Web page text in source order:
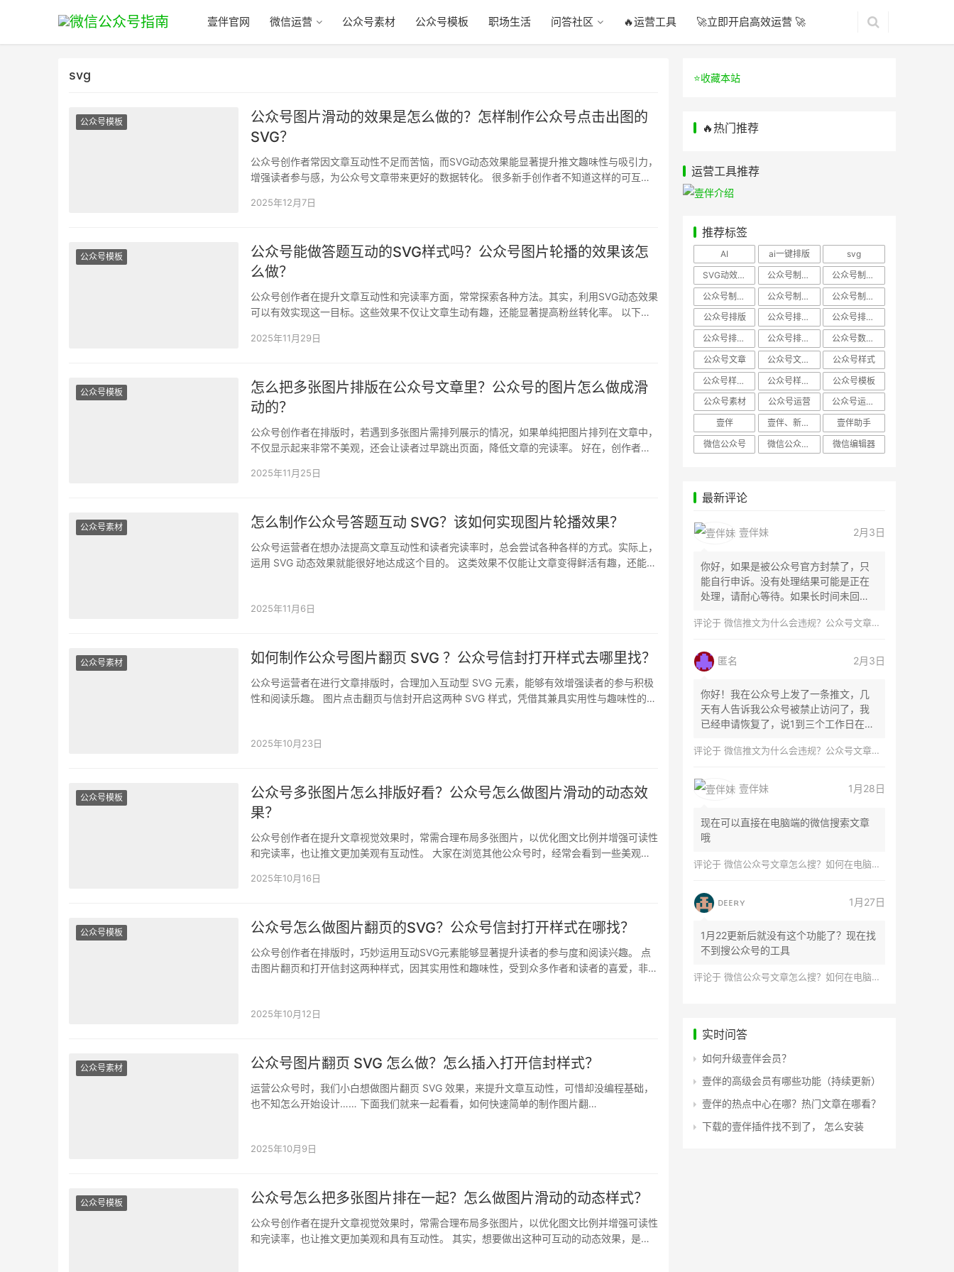
壹伴官网 微信运营 公众号素材 公众号模板 职场生活 问答社区 🔥运营工具 🚀立即开启高效运营 🚀
svg
公众号模板
公众号图片滑动的效果是怎么做的？怎样制作公众号点击出图的
SVG？
公众号创作者常因文章互动性不足而苦恼，而SVG动态效果能显著提升推文趣味性与吸引力，
增强读者参与感，为公众号文章带来更好的数据转化。 很多新手创作者不知道这样的可互动
2025年12月7日
公众号模板
公众号能做答题互动的SVG样式吗？公众号图片轮播的效果该怎
么做？
公众号创作者在提升文章互动性和完读率方面，常常探索各种方法。其实，利用SVG动态效果
可以有效实现这一目标。这些效果不仅让文章生动有趣，还能显著提高粉丝转化率。 以下是
2025年11月29日
公众号模板
怎么把多张图片排版在公众号文章里？公众号的图片怎么做成滑
动的？
公众号创作者在排版时，若遇到多张图片需排列展示的情况，如果单纯把图片排列在文章中，
不仅显示起来非常不美观，还会让读者过早跳出页面，降低文章的完读率。 好在，创作者可
2025年11月25日
公众号素材 怎么制作公众号答题互动 SVG？该如何实现图片轮播效果？
公众号运营者在想办法提高文章互动性和读者完读率时，总会尝试各种各样的方式。实际上，
运用 SVG 动态效果就能很好地达成这个目的。 这类效果不仅能让文章变得鲜活有趣，还能明
2025年11月6日
公众号素材 如何制作公众号图片翻页 SVG ？公众号信封打开样式去哪里找？
公众号运营者在进行文章排版时，合理加入互动型 SVG 元素，能够有效增强读者的参与积极
性和阅读乐趣。 图片点击翻页与信封开启这两种 SVG 样式，凭借其兼具实用性与趣味性的特
2025年10月23日
公众号模板
公众号多张图片怎么排版好看？公众号怎么做图片滑动的动态效
果？
公众号创作者在提升文章视觉效果时，常需合理布局多张图片，以优化图文比例并增强可读性
和完读率，也让推文更加美观有互动性。 大家在浏览其他公众号时，经常会看到一些美观有
2025年10月16日
公众号模板 公众号怎么做图片翻页的SVG？公众号信封打开样式在哪找？
公众号创作者在排版时，巧妙运用互动SVG元素能够显著提升读者的参与度和阅读兴趣。 点
击图片翻页和打开信封这两种样式，因其实用性和趣味性，受到众多作者和读者的喜爱，非常
2025年10月12日
公众号素材 公众号图片翻页 SVG 怎么做？怎么插入打开信封样式？
运营公众号时，我们小白想做图片翻页 SVG 效果，来提升文章互动性，可惜却没编程基础，
也不知怎么开始设计…… 下面我们就来一起看看，如何快速简单的制作图片翻…
2025年10月9日
公众号模板 公众号怎么把多张图片排在一起？怎么做图片滑动的动态样式？
公众号创作者在提升文章视觉效果时，常需合理布局多张图片，以优化图文比例并增强可读性
和完读率，也让推文更加美观和具有互动性。 其实，想要做出这种可互动的动态效果，是无
⭐️收藏本站
🔥热门推荐
运营工具推荐
推荐标签
AI ai一键排版
svg
SVG动效样式
公众号制作、公众号排版
公众号制作、公众号模板
公众号制作、微信编辑器
公众号制作，公众号排版
公众号制作，公众号排版、微信编辑器
公众号排版
公众号排版，公众号模板
公众号排版，公众号素材
公众号排版，微信编辑器
公众号排版，排版样式
公众号数据分析
公众号文章
公众号文章、公众号运营
公众号样式
公众号样式，微信公众号排版
公众号样式，微信编辑器
公众号模板
公众号素材
公众号运营
公众号运营，公众号编辑器
壹伴
壹伴、新媒体运营
壹伴助手
微信公众号
微信公众号，样式模板、公众号样式 微信编辑器
最新评论
壹伴妹 2月3日
你好，如果是被公众号官方封禁了，只
能自行申诉。没有处理结果可能是正在
处理，请耐心等待。如果长时间未回
评论于 微信推文为什么会违规？公众号文章怎么检测是否违规？
匿名 2月3日
你好！我在公众号上发了一条推文，几
天有人告诉我公众号被禁止访问了，我
已经申请恢复了，说1到三个工作日在微
评论于 微信推文为什么会违规？公众号文章怎么检测是否违规？
壹伴妹 1月28日
现在可以直接在电脑端的微信搜索文章
哦
评论于 微信公众号文章怎么搜？如何在电脑上搜索公众号文章？
ᴅᴇᴇʀʏ 1月27日
1月22更新后就没有这个功能了？现在找
不到搜公众号的工具
评论于 微信公众号文章怎么搜？如何在电脑上搜索公众号文章？
实时问答
如何升级壹伴会员？
壹伴的高级会员有哪些功能（持续更新）
壹伴的热点中心在哪？热门文章在哪看？
下载的壹伴插件找不到了， 怎么安装